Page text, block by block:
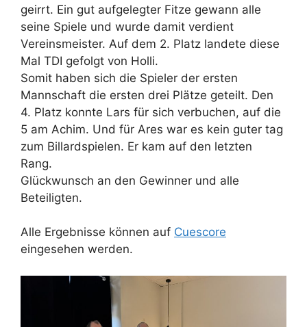
geirrt. Ein gut aufgelegter Fitze gewann alle
seine Spiele und wurde damit verdient
Vereinsmeister. Auf dem 2. Platz landete diese
Mal TDI gefolgt von Holli.
Somit haben sich die Spieler der ersten
Mannschaft die ersten drei Plätze geteilt. Den
4. Platz konnte Lars für sich verbuchen, auf die
5 am Achim. Und für Ares war es kein guter tag
zum Billardspielen. Er kam auf den letzten
Rang.
Glückwunsch an den Gewinner und alle
Beteiligten.
Alle Ergebnisse können auf Cuescore
eingesehen werden.